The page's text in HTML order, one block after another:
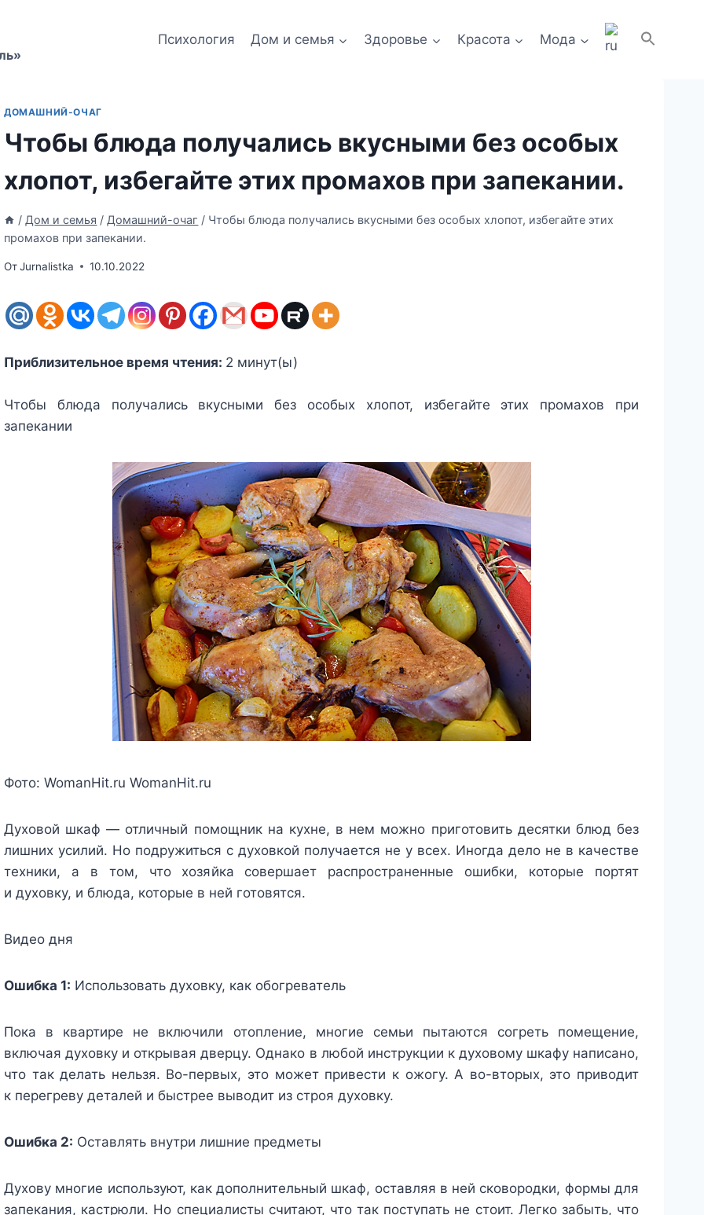
Психология Дом и семья Здоровье Красота Мода
ДОМАШНИЙ-ОЧАГ
Чтобы блюда получались вкусными без особых
хлопот, избегайте этих промахов при запекании.
/ Дом и семья / Домашний-очаг / Чтобы блюда получались вкусными без особых хлопот, избегайте этих
промахов при запекании.
ОтJurnalistka 10.10.2022
Приблизительное время чтения: 2 минут(ы)
Чтобы блюда получались вкусными без особых хлопот, избегайте этих промахов при
запекании
Фото: WomanHit.ru WomanHit.ru
Духовой шкаф — отличный помощник на кухне, в нем можно приготовить десятки блюд без
лишних усилий. Но подружиться с духовкой получается не у всех. Иногда дело не в качестве
техники, а в том, что хозяйка совершает распространенные ошибки, которые портят
и духовку, и блюда, которые в ней готовятся.
Видео дня
Ошибка 1: Использовать духовку, как обогреватель
Пока в квартире не включили отопление, многие семьи пытаются согреть помещение,
включая духовку и открывая дверцу. Однако в любой инструкции к духовому шкафу написано,
что так делать нельзя. Во-первых, это может привести к ожогу. А во-вторых, это приводит
к перегреву деталей и быстрее выводит из строя духовку.
Ошибка 2: Оставлять внутри лишние предметы
Духову многие используют, как дополнительный шкаф, оставляя в ней сковородки, формы для
запекания, кастрюли. Но специалисты считают, что так поступать не стоит. Легко забыть, что